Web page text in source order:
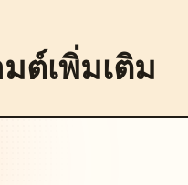
ต์เพิ่มเติม